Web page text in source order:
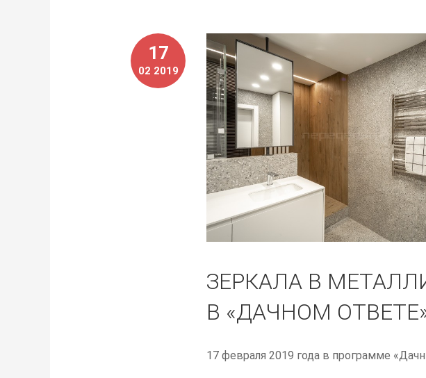
17
02 2019
ЗЕРКАЛА В
В «ДАЧНОМ
17 февраля 2019 года в программе